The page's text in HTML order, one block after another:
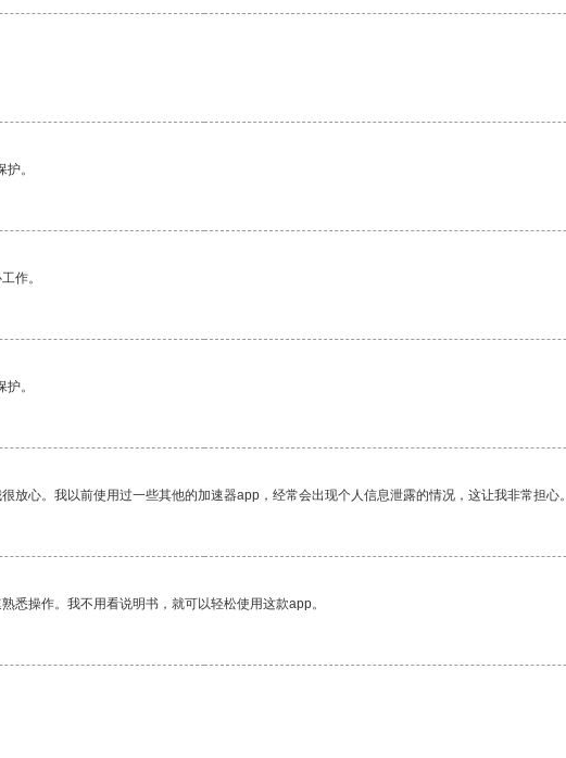
。
作。
。
心。我以前使用过一些其他的加速器app，经常会出现个人信息泄露的情况，这让我非常担心。
悉操作。我不用看说明书，就可以轻松使用这款app。